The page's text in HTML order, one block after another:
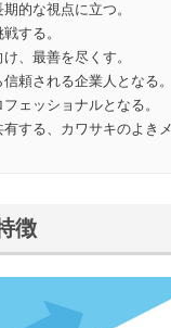
的な視点に立つ。
する。
、最善を尽くす。
頼される企業人となる。
ェッショナルとなる。
する、カワサキのよき
徴